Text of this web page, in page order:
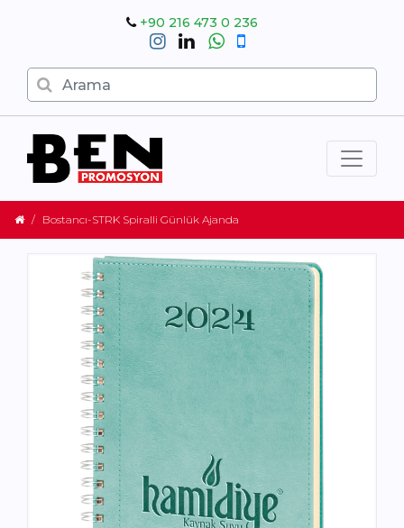
+90 216 473 0 236
Bostancı-STRK Spiralli Günlük Ajanda